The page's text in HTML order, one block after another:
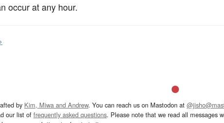
occur at any hour.
by Kim, Miwa and Andrew. You can reach us on Mastodon at
our list of frequently asked questions. Please note that we read all messages